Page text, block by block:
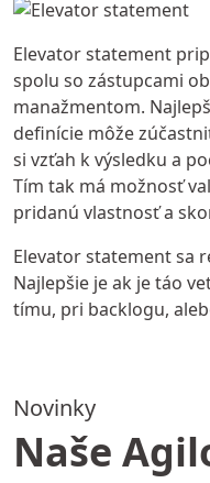
Elevator statement
spolu so zástupcami
manažmentom.
definície môže
si vzťah k výsledku a
Tím tak má možnosť
pridanú vlastnosť a
Elevator statement sa
Najlepšie je ak je táo
tímu, pri backlogu,
Novinky
Naše